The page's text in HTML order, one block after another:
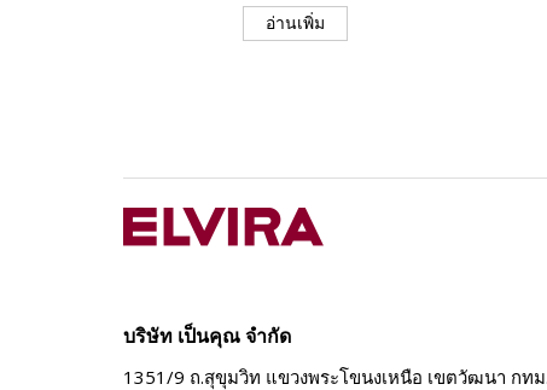
อ่านเพิ่ม
บริษัท เป็นคุณ จำกัด
1351/9 ถ.สุขุมวิท แขวงพระโขนงเหนือ เขตวัฒนา กท